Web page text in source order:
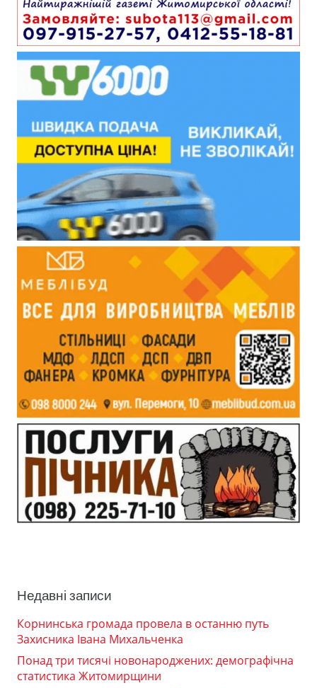
Недавні записи
Корнинська громада провела в останню путь
Захисника Івана Михальченка
Понад три тисячі новонароджених: демографічна
статистика Житомирщини